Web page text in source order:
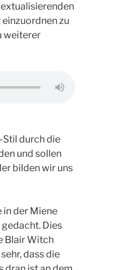
zu
weiterer
durch die
und sollen
bilden wir uns
in der Miene
Dies
Blair Witch
dass die